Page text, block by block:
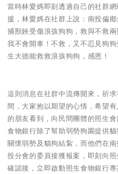
當時林愛媽即刻透過自己的社群
援，林愛媽在社群上說：南投偏
捕獸鋏受傷浪孩狗狗，救與不救
我不會開車！不救，又不忍見狗
生大德能救救浪孩狗狗，感恩！
這則消息在社群中流傳開來，祈
間，大家抱以期望的心情，希望
的朋友看到，向民間團體的照生
食物銀行除了幫助弱勢狗園提供貓
關懷弱勢及貓狗結紮，而他們在
投分會的委員接獲報案，即刻向
確認後，立即啟動照生食物銀行